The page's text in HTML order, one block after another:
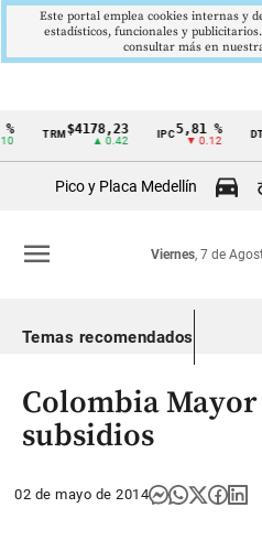
Cintillo
Colombia
TRM$4178,23
▲ 0.42
5,81 %
▼ 0.12
DTF
Pico y Placa Medellín
Viernes, 7 de
menu
Temas recomendados
Colombia
subsidios
02 de mayo de 2014
Este portal emplea cookies internas y
estadísticos, funcionales y
consultar más en